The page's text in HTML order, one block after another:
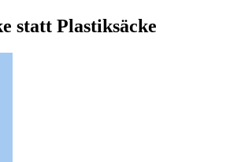
statt Plastiksäcke